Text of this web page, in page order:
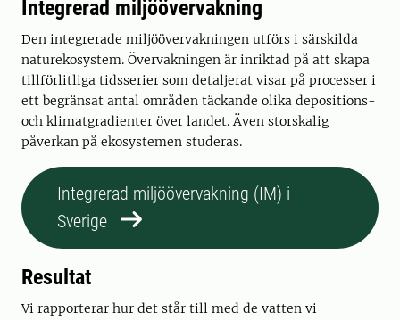
Integrerad miljöövervakning
Den integrerade miljöövervakningen utförs i särskilda
naturekosystem. Övervakningen är inriktad på att skapa
tillförlitliga tidsserier som detaljerat visar på processer i
ett begränsat antal områden täckande olika depositions-
och klimatgradienter över landet. Även storskalig
påverkan på ekosystemen studeras.
Integrerad miljöövervakning (IM) i
Sverige
Resultat
Vi rapporterar hur det står till med de vatten vi